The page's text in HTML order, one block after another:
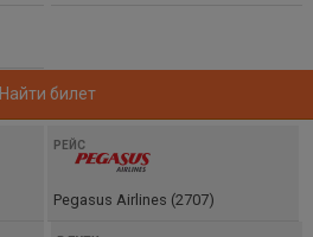
Найти билет
Pegasus Airlines (2707)